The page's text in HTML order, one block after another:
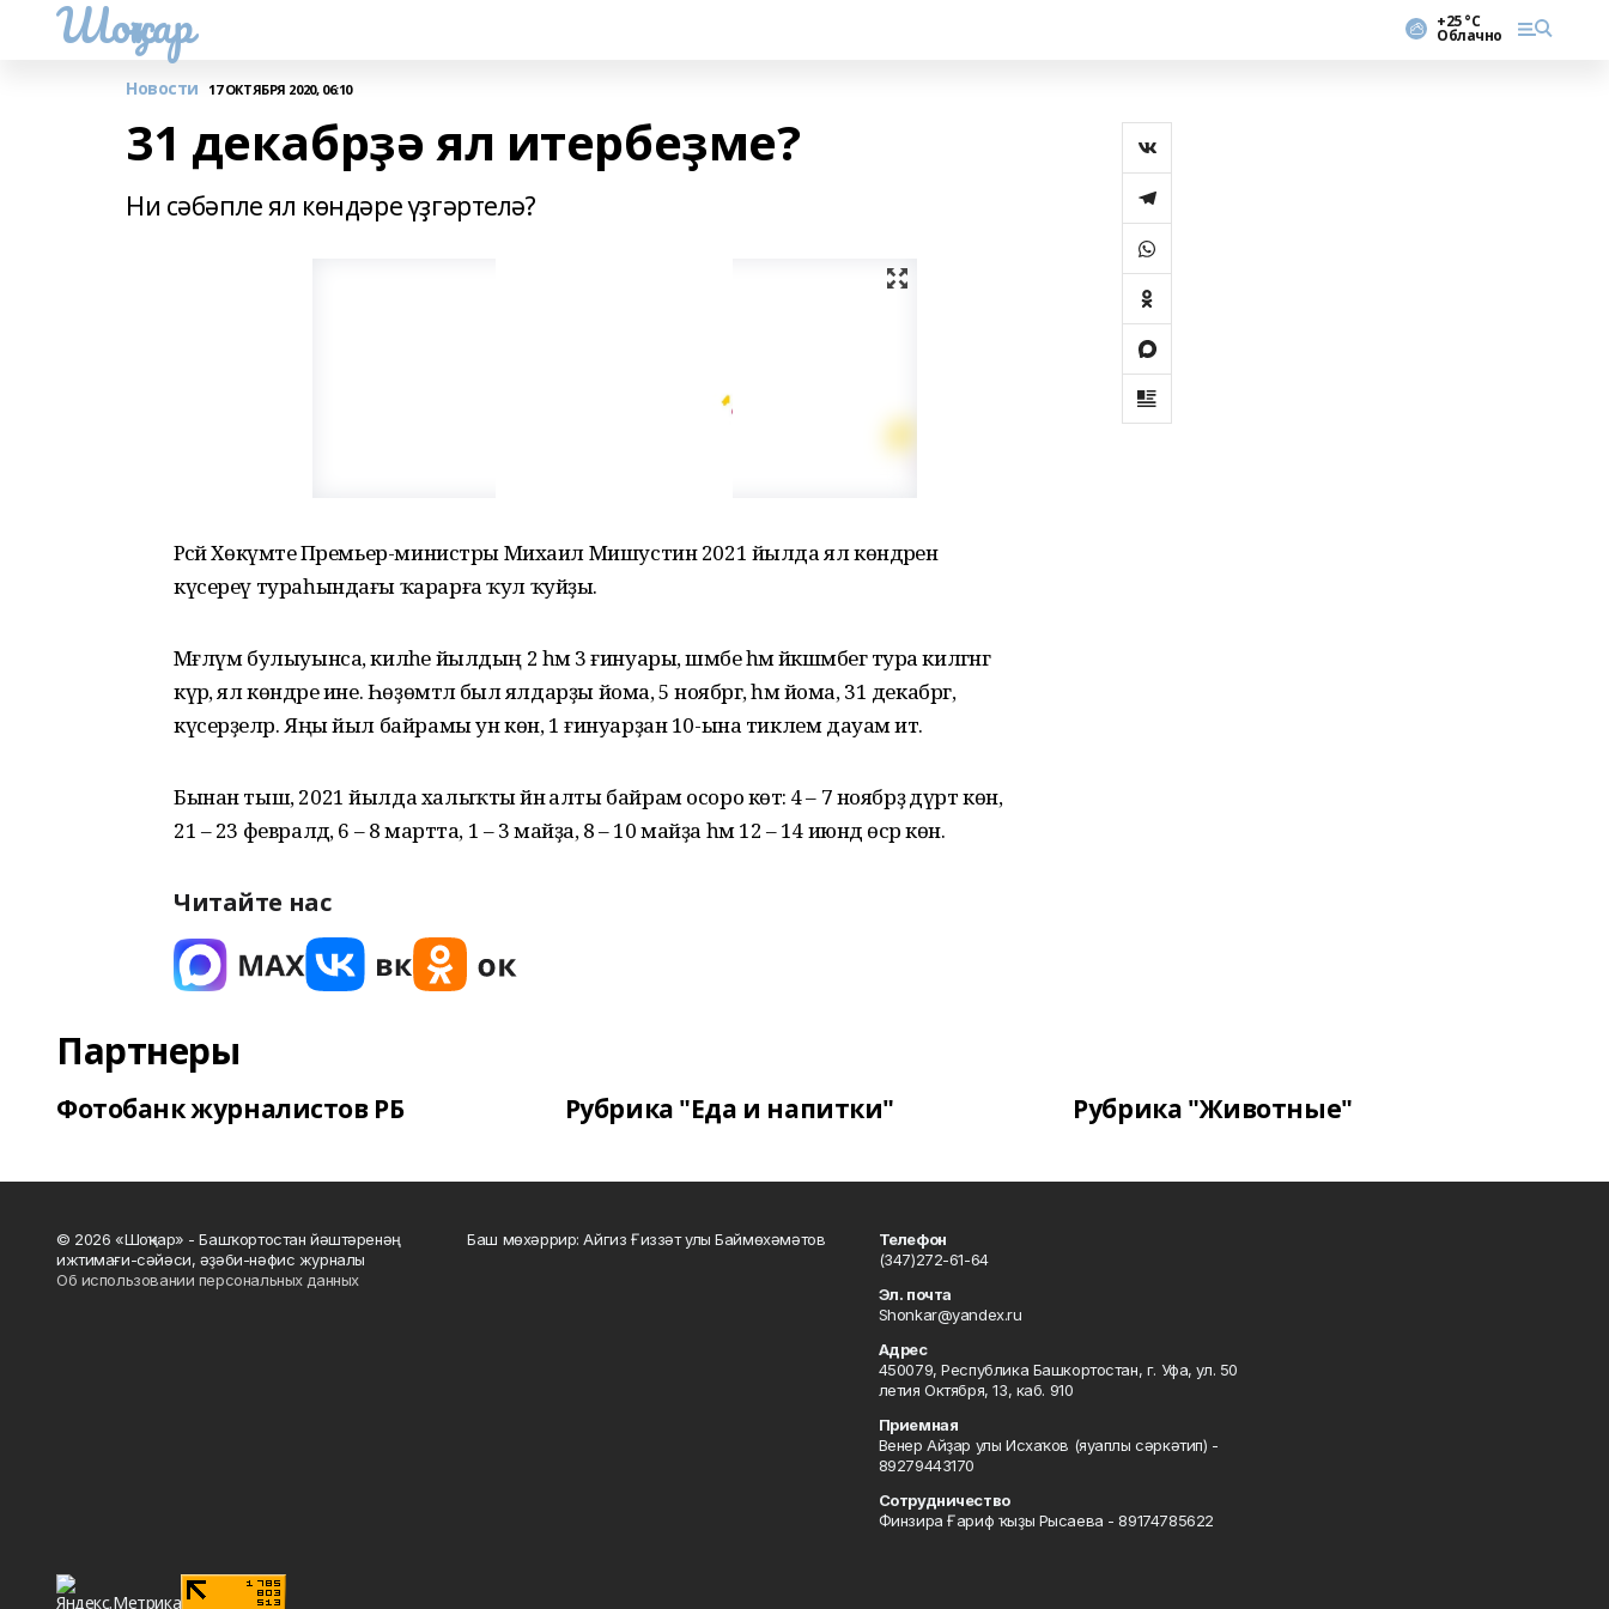
Шоңҡар +25 °С
Облачно
Новости 17 ОКТЯБРЯ 2020, 06:10
31 декабрҙә ял итербеҙме?
Ни сәбәпле ял көндәре үҙгәртелә?
Рәсәй Хөкүмәте Премьер-министры Михаил Мишустин 2021 йылда ял көндәрен
күсереү тураһындағы ҡарарға ҡул ҡуйҙы.
Мәғлүм булыуынса, киләһе йылдың 2 һәм 3 ғинуары, шәмбе һәм йәкшәмбегә тура килгәнгә
күрә, ял көндәре ине. Һөҙөмтәлә был ялдарҙы йома, 5 ноябргә, һәм йома, 31 декабргә,
күсерҙеләр. Яңы йыл байрамы ун көн, 1 ғинуарҙан 10-ына тиклем дауам итә.
Бынан тыш, 2021 йылда халыҡты йәнә алты байрам осоро көтә: 4 – 7 ноябрҙә дүрт көн,
21 – 23 февралдә, 6 – 8 мартта, 1 – 3 майҙа, 8 – 10 майҙа һәм 12 – 14 июндә өсәр көн.
Читайте нас
Партнеры
Фотобанк журналистов РБ Рубрика "Еда и напитки" Рубрика "Животные"
© 2026 «Шоңҡар» - Башҡортостан йәштәренәң
ижтимағи-сәйәси, әҙәби-нәфис журналы
Об использовании персональных данных
Баш мөхәррир: Айгиз Ғиззәт улы Баймөхәмәтов
Телефон
(347)272-61-64
Эл. почта
Shonkar@yandex.ru
Адрес
450079, Республика Башкортостан, г. Уфа, ул. 50
летия Октября, 13, каб. 910
Приемная
Венер Айҙар улы Исхаҡов (яуаплы сәркәтип) -
89279443170
Сотрудничество
Финзира Ғариф ҡыҙы Рысаева - 89174785622